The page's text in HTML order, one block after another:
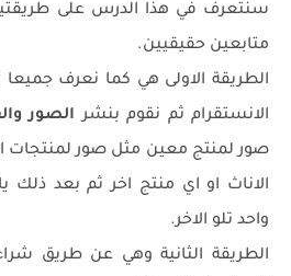
سنتعرف في هذا الدرس على
متابعين حقيقيين.
الطريقة الاولى هي كما نعرف
الانستقرام ثم نقوم بنشر الصور
صور لمنتج معين مثل صور لمنتجات
الاناث او اي منتج اخر ثم بعد ذلك
واحد تلو الاخر.
الطريقة الثانية وهي عن طريق